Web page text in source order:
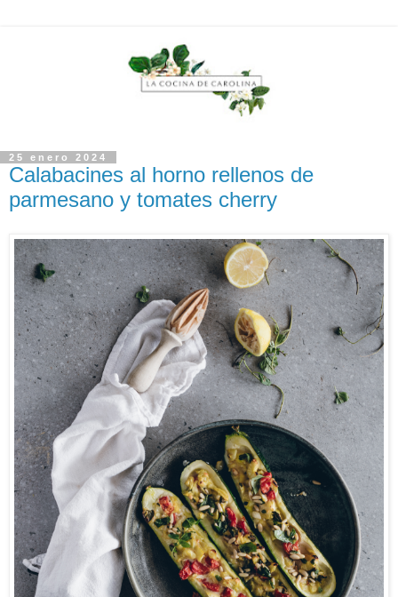
25 enero 2024
Calabacines al horno rellenos de
parmesano y tomates cherry